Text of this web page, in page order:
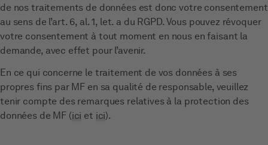
de nos traitements de données est donc votre consentement
au sens de l’art. 6, al. 1, let. a du RGPD. Vous pouvez révoquer
votre consentement à tout moment en nous en faisant la
demande, avec effet pour l’avenir.
En ce qui concerne le traitement de vos données à ses
propres fins par MF en sa qualité de responsable, veuillez
tenir compte des remarques relatives à la protection des
données de MF (ici et ici).